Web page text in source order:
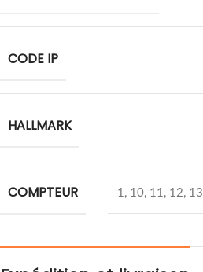
CODE IP
HALLMARK
COMPTEUR 1 , 10, 11 , 12, 13